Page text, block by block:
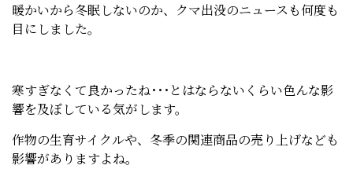
暖かいから冬眠しないのか、クマ出没のニュースも何度も
目にしました。
寒すぎなくて良かったね･･･とはならないくらい色んな影
響を及ぼしている気がします。
作物の生育サイクルや、冬季の関連商品の売り上げなども
影響がありますよね。